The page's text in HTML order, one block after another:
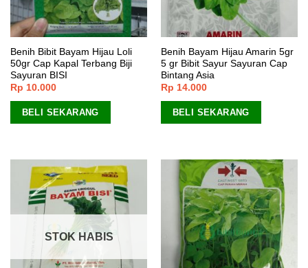
Benih Bibit Bayam Hijau Loli
50gr Cap Kapal Terbang Biji
Sayuran BISI
Rp 10.000
BELI SEKARANG
Benih Bayam Hijau Amarin 5gr
5 gr Bibit Sayur Sayuran Cap
Bintang Asia
Rp 14.000
BELI SEKARANG
STOK HABIS